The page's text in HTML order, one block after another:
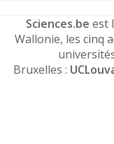
Sciences.be est
Wallonie, les cinq
Bruxelles :